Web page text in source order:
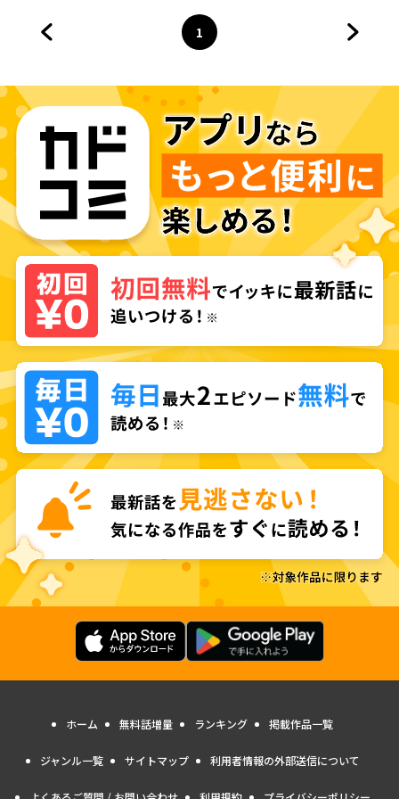
ページ
1
へ
ホーム 無料話増量 ランキング 掲載作品一覧
ジャンル一覧 サイトマップ 利用者情報の外部送信について